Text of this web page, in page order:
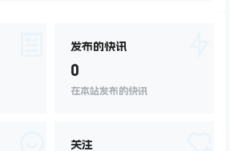
发布的快讯
0
在本站发布的快讯
关注